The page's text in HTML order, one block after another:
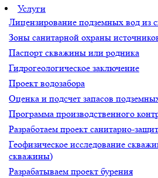
Услуги
Лицензирование подземных вод из
Зоны санитарной охраны
Паспорт скважины или родника
Гидрогеологическое заключение
Проект водозабора
Оценка и подсчет запасов
Программа производственного
Разработаем проект санитарно-
Геофизическое исследование
скважины)
Разрабатываем проект бурения